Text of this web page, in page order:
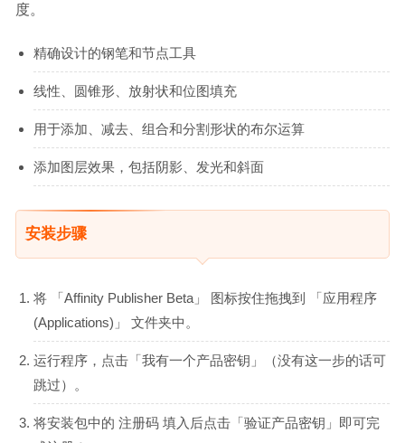
度。
精确设计的钢笔和节点工具
线性、圆锥形、放射状和位图填充
用于添加、减去、组合和分割形状的布尔运算
添加图层效果，包括阴影、发光和斜面
安装步骤
将 「Affinity Publisher Beta」 图标按住拖拽到 「应用程序
(Applications)」 文件夹中。
运行程序，点击「我有一个产品密钥」（没有这一步的话可
跳过）。
将安装包中的 注册码 填入后点击「验证产品密钥」即可完